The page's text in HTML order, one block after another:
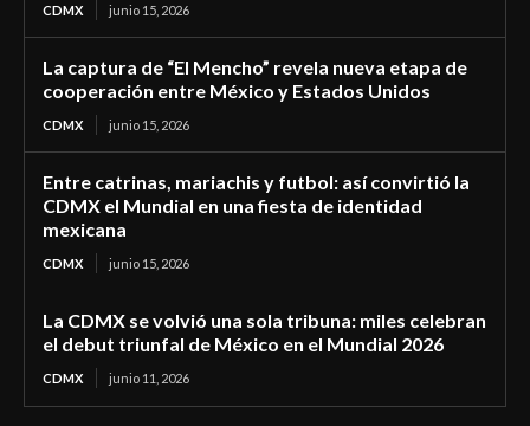
CDMX junio 15, 2026
La captura de “El Mencho” revela nueva etapa de
cooperación entre México y Estados Unidos
CDMX junio 15, 2026
Entre catrinas, mariachis y futbol: así convirtió la
CDMX el Mundial en una fiesta de identidad
mexicana
CDMX junio 15, 2026
La CDMX se volvió una sola tribuna: miles celebran
el debut triunfal de México en el Mundial 2026
CDMX junio 11, 2026